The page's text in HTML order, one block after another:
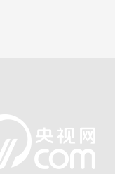
知识！